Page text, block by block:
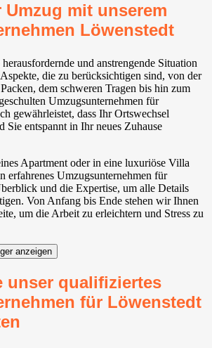
Umzug mit unserem
Löwenstedt
und anstrengende Situation
die zu berücksichtigen sind, von der
dem schweren Tragen bis hin zum
Umzugsunternehmen für
gewährleistet, dass Ihr Ortswechsel
Sie entspannt in Ihr neues Zuhause
Apartment oder in eine luxuriöse Villa
erfahrenes Umzugsunternehmen für
und die Expertise, um alle Details
Von Anfang bis Ende stehen wir Ihnen
um die Arbeit zu erleichtern und Stress zu
anzeigen
unser qualifiziertes
für Löwenstedt